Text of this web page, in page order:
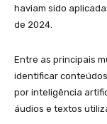
haviam sido
de 2024.
Entre as principais
identificar
por inteligência
áudios e textos